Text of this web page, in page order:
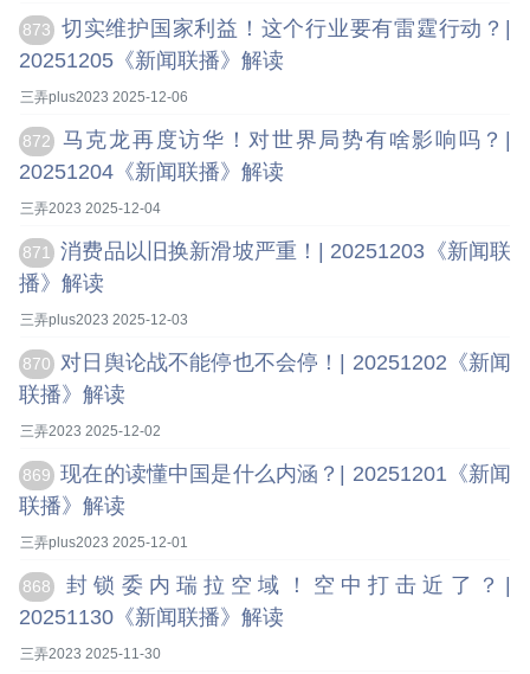
873
切实维护国家利益！这个行业要有雷霆行动？|
20251205《新闻联播》解读
三弄plus2023 2025-12-06
872
马克龙再度访华！对世界局势有啥影响吗？|
20251204《新闻联播》解读
三弄2023 2025-12-04
871
消费品以旧换新滑坡严重！| 20251203《新闻联
播》解读
三弄plus2023 2025-12-03
870 对日舆论战不能停也不会停！| 20251202《新闻
联播》解读
三弄2023 2025-12-02
869 现在的读懂中国是什么内涵？| 20251201《新闻
联播》解读
三弄plus2023 2025-12-01
868
封锁委内瑞拉空域！空中打击近了？|
20251130《新闻联播》解读
三弄2023 2025-11-30